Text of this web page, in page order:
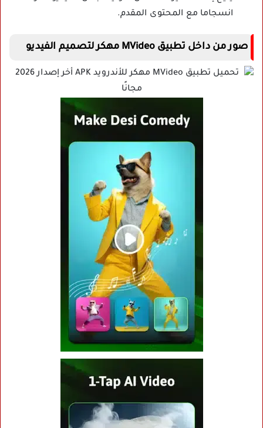
انسجاما مع المحتوى المقدم.
صور من داخل تطبيق MVideo مهكر لتصميم الفيديو